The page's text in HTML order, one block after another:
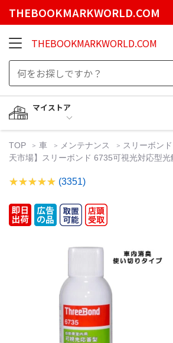
THEBOOKMARKWORLD.COM
THEBOOKMARKWORLD.COM
マイストア
TOP 車 メンテナンス
スリーボン
天市場】スリーボンド 6735可視光対応型
(3351)